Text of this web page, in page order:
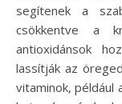
segítenek a
csökkentve a
antioxidánsok
lassítják az
vitaminok, például